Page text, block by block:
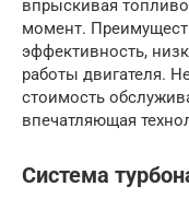
впрыскивая
момент.
эффективность,
работы двигателя.
стоимость
впечатляющая
Система